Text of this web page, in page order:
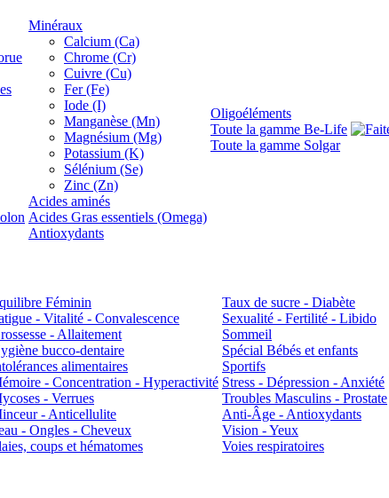
Minéraux
Calcium (Ca)
Chrome (Cr)
Cuivre (Cu)
Fer (Fe)
Iode (I)
Manganèse (Mn)
Magnésium (Mg)
Potassium (K)
Sélénium (Se)
Zinc (Zn)
Acides aminés
Acides Gras essentiels (Omega)
Antioxydants
Oligoéléments
Toute la gamme Be-Life
Toute la gamme Solgar
Féminin
- Vitalité - Convalescence
- Allaitement
bucco-dentaire
alimentaires
- Concentration - Hyperactivité
- Verrues
- Anticellulite
- Ongles - Cheveux
coups et hématomes
Taux de sucre - Diabète
Sexualité - Fertilité - Libido
Sommeil
Spécial Bébés et enfants
Sportifs
Stress - Dépression - Anxiété
Troubles Masculins - Prostate
Anti-Âge - Antioxydants
Vision - Yeux
Voies respiratoires